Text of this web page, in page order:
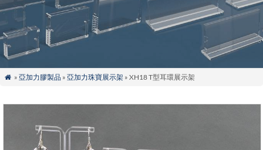
 » 亞加力膠製品» 亞加力珠寶展示架» XH18 T型耳環展示架